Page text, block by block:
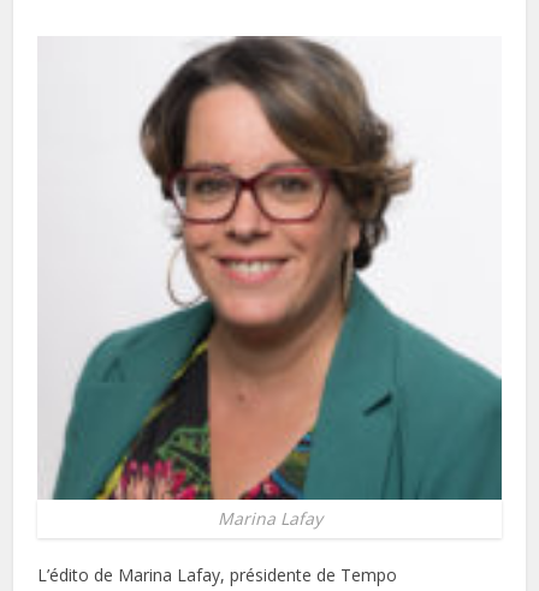
Marina Lafay
L’édito de Marina Lafay, présidente de Tempo